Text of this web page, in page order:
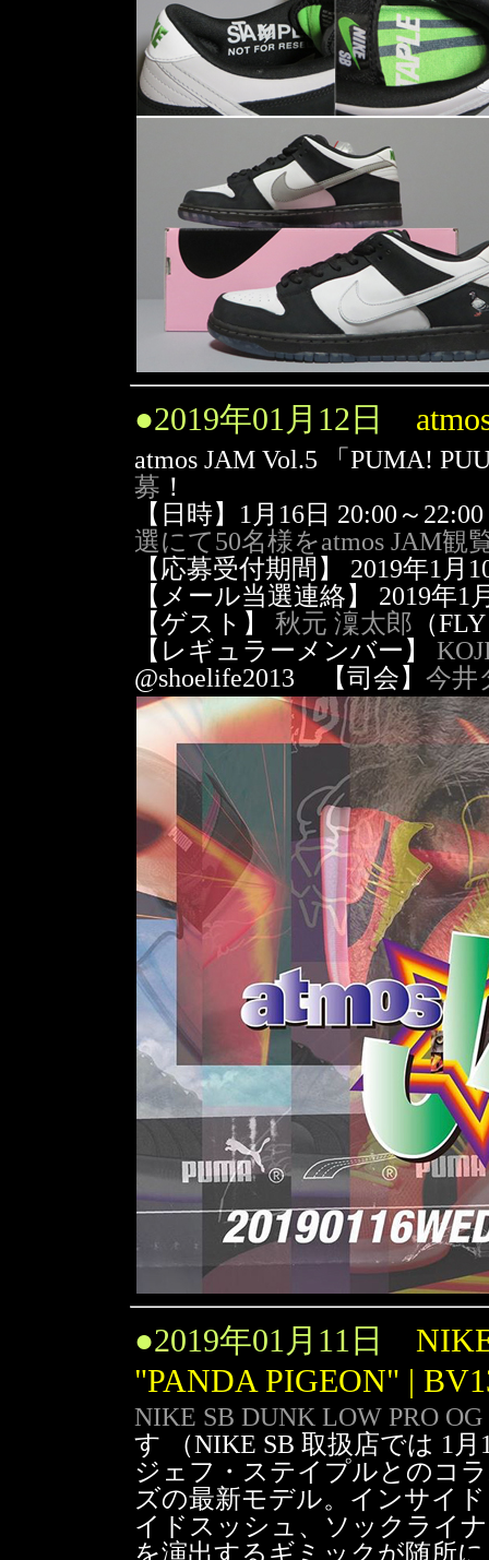
●2019年01月12日
atmos JAM Vol.5 「PUMA!
募 ！
【日時】1月16日 20:00～
選にて50名様をatmos JAM観
【応募受付期間】 2019年1月
【メール当選連絡】 2019年1
【ゲスト】 秋元 澟太郎 （
【レギュラーメンバー】
@shoelife2013 【司会】 今井
●2019年01月11日
"PANDA PIGEON" |
NIKE SB DUNK LOW PRO
す （NIKE SB 取扱店では 1月
ジェフ・ステイプルとのコ
ズの最新モデル。インサイ
イドスッシュ、ソックライ
を演出するギミックが随所